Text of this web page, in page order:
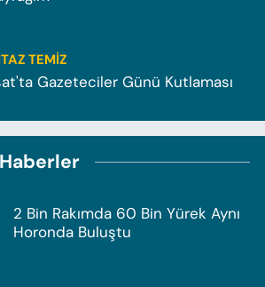
TEMİZ
Gazeteciler Günü Kutlaması
2 Bin Rakımda 60 Bin Yürek Aynı
Horonda Buluştu